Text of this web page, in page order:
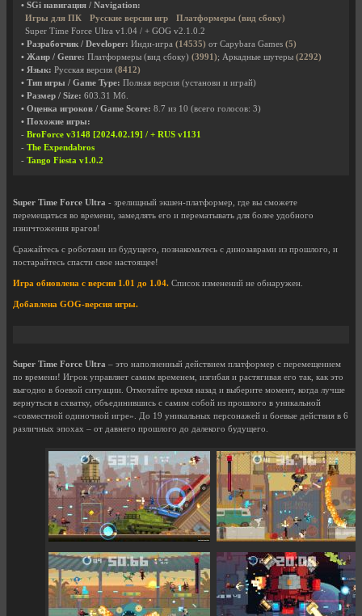
• SGi навигация / Navigation:
Игры для ПК
Русские версии игр
Платформеры (вид сбоку)
Super Time Force Ultra v1.04 / + GOG v2.1.0.2
• Разработчик / Developer: Инди-игра (14535) от Capybara Games (5)
• Жанр / Genre: Платформеры (вид сбоку) (3991); Аркадные шутеры (2292)
• Язык: Русская версия (8412)
• Тип игры / Game Type: Полная версия (установи и играй)
• Размер / Size: 603.31 Мб.
• Оценка игроков / Game Score: 8.7 из 10 (всего голосов: 3)
• Похожие игры:
- BroForce v3148 [2024.02.19] / + RUS v1131
- The Expendabros
- Tango Fiesta v1.0.2
Super Time Force Ultra - зрелищный экшен-платформер, где вы сможете
перемещаться во времени, замедлять его и перематывать для более удобного
изничтожения врагов!
Сражайтесь с роботами из будущего, познакомьтесь с динозаврами из прошлого, и
постарайтесь спасти свое настоящее!
Игра обновлена с версии 1.01 до 1.04. Список изменений не обнаружен.
Добавлена GOG-версия игры.
Super Time Force Ultra – это наполненный действием платформер с перемещением
по времени! Игрок управляет самим временем, изгибая и растягивая его так, как это
выгодно в боевой ситуации. Отмотайте время назад и выберите момент, когда лучше
вернуться в схватку, объединившись с самим собой из прошлого в уникальной
«совместной одиночной игре». До 19 уникальных персонажей и боевые действия в 6
различных эпохах – от давнего прошлого до далекого будущего.